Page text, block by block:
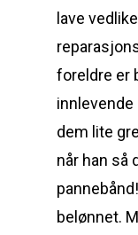
lave
foreldre er
innlevende
dem lite
når han så
belønnet.